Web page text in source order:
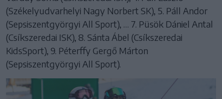
(Székelyudvarhelyi Nagy Norbert SK), 5. Páll Andor
(Sepsiszentgyörgyi All Sport), … 7. Püsök Dániel Antal
(Csíkszeredai ISK), 8. Sánta Ábel (Csíkszeredai
KidsSport), 9. Péterffy Gergő Márton
(Sepsiszentgyörgyi All Sport).